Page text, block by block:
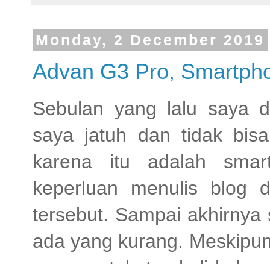
Monday, 2 December 2019
Advan G3 Pro,
Sebulan yang lalu saya
saya jatuh dan tidak
karena itu adalah
keperluan menulis blog
tersebut. Sampai
ada yang kurang.